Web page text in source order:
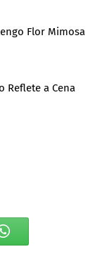
Flor Mimosa
Reflete a Cena